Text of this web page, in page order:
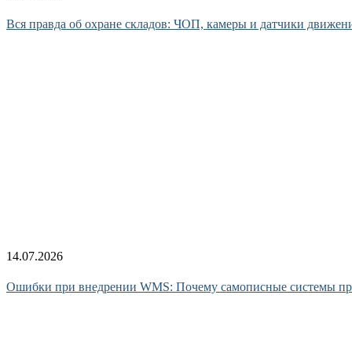
Вся правда об охране складов: ЧОП, камеры и датчики
14.07.2026
Ошибки при внедрении WMS: Почему самописные системы